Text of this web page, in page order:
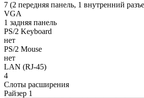
7 (2 передняя панель, 1 внутренний
VGA
1 задняя панель
PS/2 Keyboard
нет
PS/2 Mouse
нет
LAN (RJ-45)
4
Слоты расширения
Райзер 1